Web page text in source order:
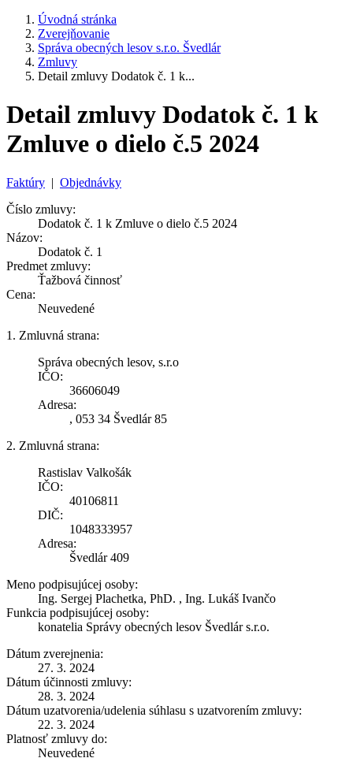
Úvodná stránka
Zverejňovanie
Správa obecných lesov s.r.o. Švedlár
Zmluvy
Detail zmluvy Dodatok č. 1 k...
Detail zmluvy Dodatok č. 1 k
Zmluve o dielo č.5 2024
Faktúry | Objednávky
Číslo zmluvy:
Dodatok č. 1 k Zmluve o dielo č.5 2024
Názov:
Dodatok č. 1
Predmet zmluvy:
Ťažbová činnosť
Cena:
Neuvedené
1. Zmluvná strana:
Správa obecných lesov, s.r.o
IČO:
36606049
Adresa:
, 053 34 Švedlár 85
2. Zmluvná strana:
Rastislav Valkošák
IČO:
40106811
DIČ:
1048333957
Adresa:
Švedlár 409
Meno podpisujúcej osoby:
Ing. Sergej Plachetka, PhD. , Ing. Lukáš Ivančo
Funkcia podpisujúcej osoby:
konatelia Správy obecných lesov Švedlár s.r.o.
Dátum zverejnenia:
27. 3. 2024
Dátum účinnosti zmluvy:
28. 3. 2024
Dátum uzatvorenia/udelenia súhlasu s uzatvorením zmluvy:
22. 3. 2024
Platnosť zmluvy do:
Neuvedené